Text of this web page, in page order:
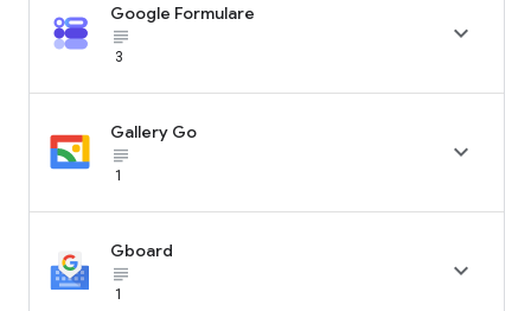
Google Formulare
subject_black
3

Gallery Go
subject_black
1

Gboard
subject_black
1
